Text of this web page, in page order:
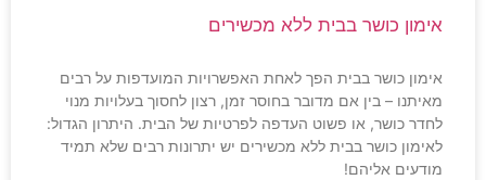
אימון כושר בבית ללא מכשירים
אימון כושר בבית הפך לאחת האפשרויות המועדפות על רבים
מאיתנו – בין אם מדובר בחוסר זמן, רצון לחסוך בעלויות מנוי
לחדר כושר, או פשוט העדפה לפרטיות של הבית. היתרון הגדול:
לאימון כושר בבית ללא מכשירים יש יתרונות רבים שלא תמיד
מודעים אליהם!